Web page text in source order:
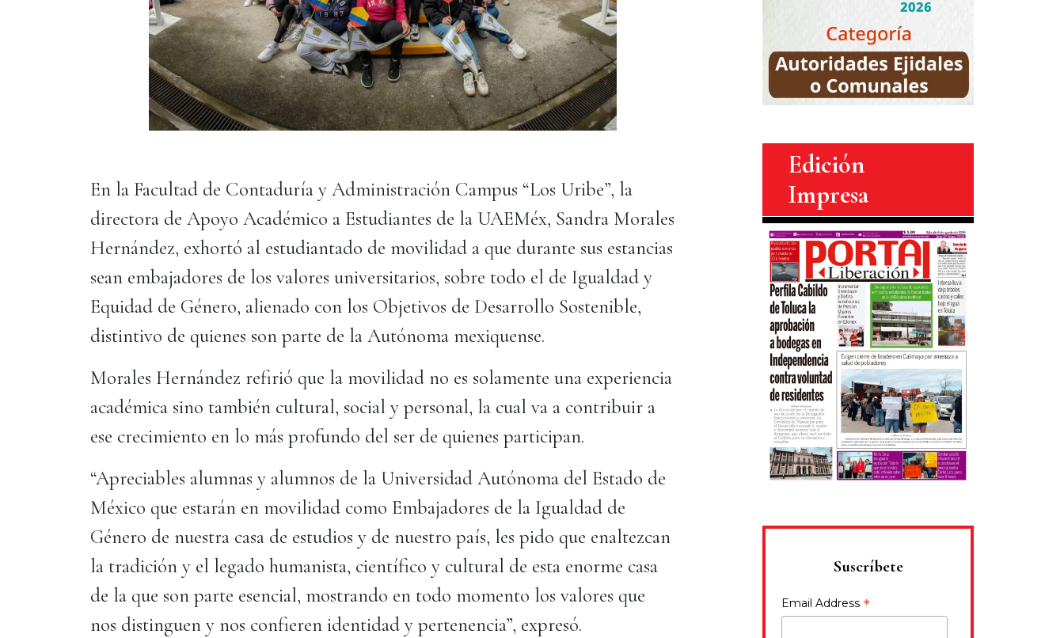
En la Facultad de Contaduría y Administración Campus “Los Uribe”, la
directora de Apoyo Académico a Estudiantes de la UAEMéx, Sandra Morales
Hernández, exhortó al estudiantado de movilidad a que durante sus estancias
sean embajadores de los valores universitarios, sobre todo el de Igualdad y
Equidad de Género, alienado con los Objetivos de Desarrollo Sostenible,
distintivo de quienes son parte de la Autónoma mexiquense.
Morales Hernández refirió que la movilidad no es solamente una experiencia
académica sino también cultural, social y personal, la cual va a contribuir a
ese crecimiento en lo más profundo del ser de quienes participan.
“Apreciables alumnas y alumnos de la Universidad Autónoma del Estado de
México que estarán en movilidad como Embajadores de la Igualdad de
Género de nuestra casa de estudios y de nuestro país, les pido que enaltezcan
la tradición y el legado humanista, científico y cultural de esta enorme casa
de la que son parte esencial, mostrando en todo momento los valores que
nos distinguen y nos confieren identidad y pertenencia”, expresó.
Edición
Impresa
Suscríbete
Email Address *